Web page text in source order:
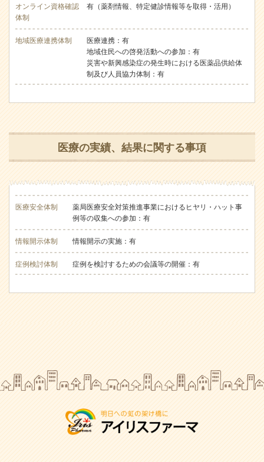
オンライン資格確認
体制
有（薬剤情報、特定健診情報等を取得・活用）
地域医療連携体制
医療連携：有
地域住民への啓発活動への参加：有
災害や新興感染症の発生時における医薬品供給体
制及び人員協力体制：有
医療の実績、結果に関する事項
医療安全体制
薬局医療安全対策推進事業におけるヒヤリ・ハット事
例等の収集への参加：有
情報開示体制 情報開示の実施：有
症例検討体制 症例を検討するための会議等の開催：有